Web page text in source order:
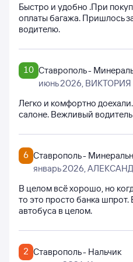
Быстро и удобно .При
оплаты багажа. Пришлось
водителю.
10 Ставрополь -
июнь 2026, ВИКТОРИЯ
Легко и комфортно
салоне. Вежливый водитель
6 Ставрополь -
январь 2026,
В целом всё хорошо, но
то это просто банка
автобуса в целом.
2 Ставрополь - Нальчик